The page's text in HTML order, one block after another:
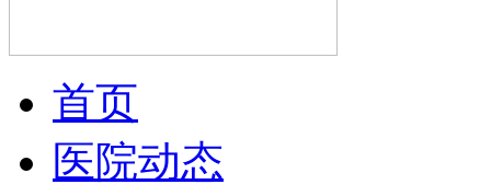
首页
医院动态